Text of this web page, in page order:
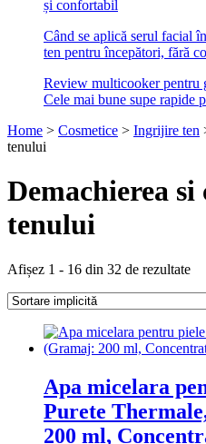
și confortabil
Când se aplică serul facial
ten pentru începători, fără
Review multicooker pentru
Cele mai bune supe rapide
Home > Cosmetice > Ingrijire ten
tenului
Demachierea
tenului
Afișez 1 - 16 din 32 de rezultate
Apa micelara
Purete
200 ml,